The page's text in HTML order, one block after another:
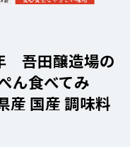
吾田醸造場の
ん食べてみ
国産 調味料